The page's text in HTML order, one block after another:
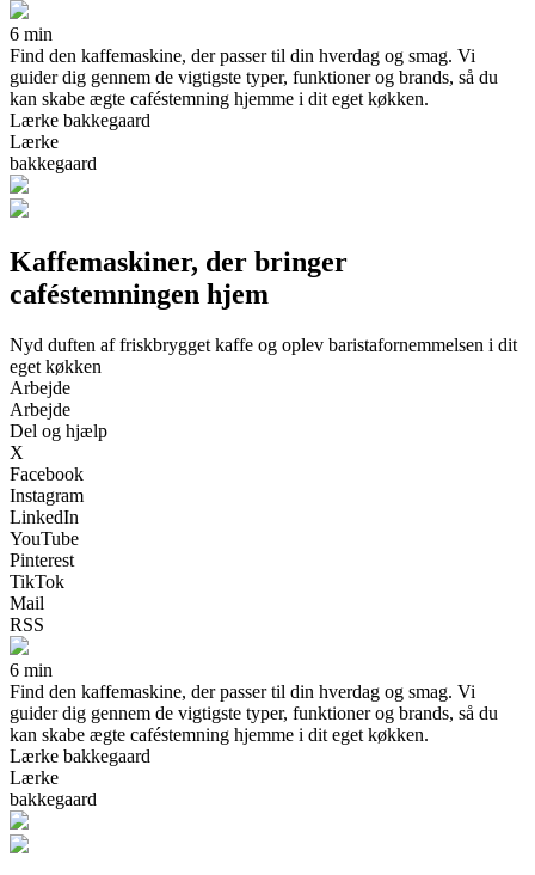
6 min
Find den kaffemaskine, der passer til din hverdag og smag. Vi
guider dig gennem de vigtigste typer, funktioner og brands, så du
kan skabe ægte caféstemning hjemme i dit eget køkken.
Lærke bakkegaard
Lærke
bakkegaard
Kaffemaskiner, der bringer
caféstemningen hjem
Nyd duften af friskbrygget kaffe og oplev baristafornemmelsen i dit
eget køkken
Arbejde
Arbejde
Del og hjælp
X
Facebook
Instagram
LinkedIn
YouTube
Pinterest
TikTok
Mail
RSS
6 min
Find den kaffemaskine, der passer til din hverdag og smag. Vi
guider dig gennem de vigtigste typer, funktioner og brands, så du
kan skabe ægte caféstemning hjemme i dit eget køkken.
Lærke bakkegaard
Lærke
bakkegaard